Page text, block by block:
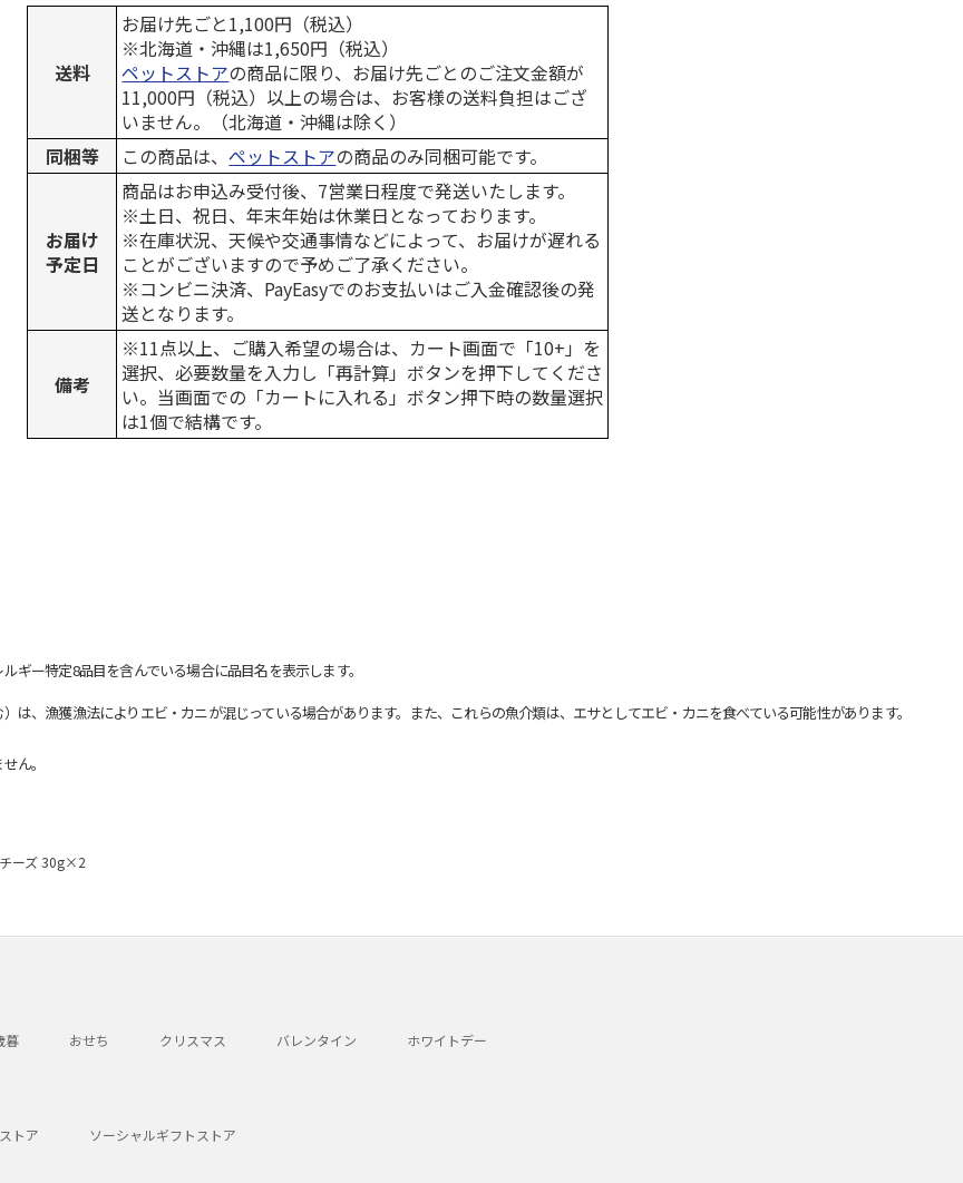
送料
お届け先ごと1,100円（税込）
※北海道・沖縄は1,650円（税込）
ペットストアの商品に限り、お届け先ごとのご注文金額が
11,000円（税込）以上の場合は、お客様の送料負担はござ
いません。（北海道・沖縄は除く）
同梱等
この商品は、ペットストアの商品のみ同梱可能です。
お届け
予定日
商品はお申込み受付後、7営業日程度で発送いたします。
※土日、祝日、年末年始は休業日となっております。
※在庫状況、天候や交通事情などによって、お届けが遅れる
ことがございますので予めご了承ください。
※コンビニ決済、PayEasyでのお支払いはご入金確認後の発
送となります。
備考
※11点以上、ご購入希望の場合は、カート画面で「10+」を
選択、必要数量を入力し「再計算」ボタンを押下してくださ
い。当画面での「カートに入れる」ボタン押下時の数量選択
は1個で結構です。
ー特定8品目を含んでいる場合に品目名を表示します。
、漁獲漁法によりエビ・カニが混じっている場合があります。また、これらの魚介類は、エサとしてエビ・カニを食べている可能性があります。
ん。
ーズ 30g×2
暮 おせち クリスマス バレンタイン ホワイトデー
トア ソーシャルギフトストア